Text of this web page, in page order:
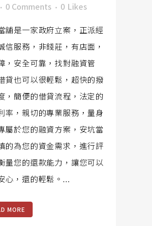
0 Comments 0 Likes
舖是一家政府立案，正派經
信服務，非錢莊，有店面，
，安全可靠，找對融資管
貸也可以很輕鬆，超快的撥
，簡便的借貸流程，法定的
率，親切的專業服務，量身
屬於您的融資方案，安坑當
的為您的資金需求，進行評
量您的還款能力，讓您可以
心，還的輕鬆。...
MORE